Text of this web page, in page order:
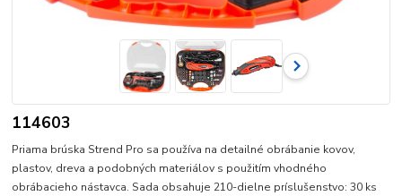
114603
Priama brúska Strend Pro sa používa na detailné obrábanie kovov,
plastov, dreva a podobných materiálov s použitím vhodného
obrábacieho nástavca. Sada obsahuje 210-dielne príslušenstvo: 30 ks